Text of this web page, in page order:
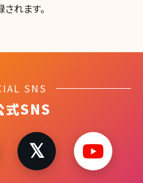
れます。
SNS
式SNS